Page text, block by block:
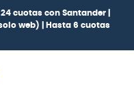
cuotas con Santander |
web) |
Hasta 6 cuotas